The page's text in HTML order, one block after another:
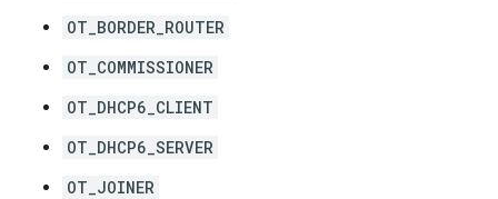
OT_BORDER_ROUTER
OT_COMMISSIONER
OT_DHCP6_CLIENT
OT_DHCP6_SERVER
OT_JOINER